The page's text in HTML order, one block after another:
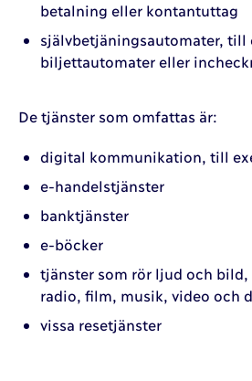
betalning eller kontantuttag
självbetjäningsautomater, till
biljettautomater eller
De tjänster som omfattas är:
digital kommunikation, till
e-handelstjänster
banktjänster
e-böcker
tjänster som rör ljud och bild,
radio, film, musik, video och
vissa resetjänster